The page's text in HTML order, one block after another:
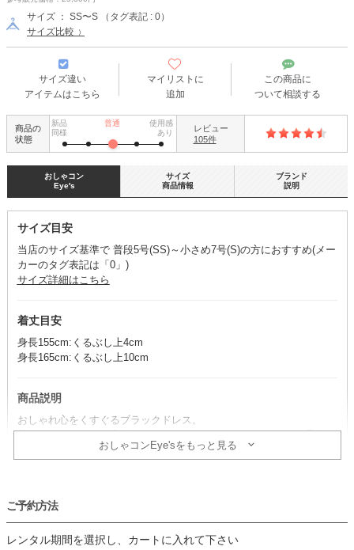
サイズ ： SS〜S （タグ表記 : 0）
サイズ比較
サイズ違い
アイテムはこちら
マイリストに
追加
この商品に
ついて相談する
商品の
状態
新品
同様
普通
使用感
あり
レビュー
105件
おしゃコン
Eye's
サイズ目安
当店のサイズ基準で 普段5号(SS)～小さめ7号(S)の方におすすめ(メー
カーのタグ表記は「0」)
サイズ詳細はこちら
着丈目安
身長155cm:くるぶし上4cm
身長165cm:くるぶし上10cm
商品説明
おしゃれ心をくすぐるブラックドレス。
甘いディテールで仕上げたレースボレロが、ロマンティックな雰囲気
を醸し出し、特別感を演出します。
おしゃコンEye'sをもっと見る
ベージュ系の小物で揃えると、華やかさとまとまりのあるコーディネ
レースボレロは前後2WAY仕様で、お好みに合わせて雰囲気を変えら
サイズ
商品情報
ブランド
説明
ご予約方法
レンタル期間を選択し、カートに入れて下さい